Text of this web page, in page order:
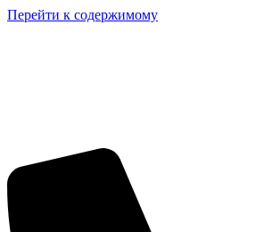
Перейти к содержимому